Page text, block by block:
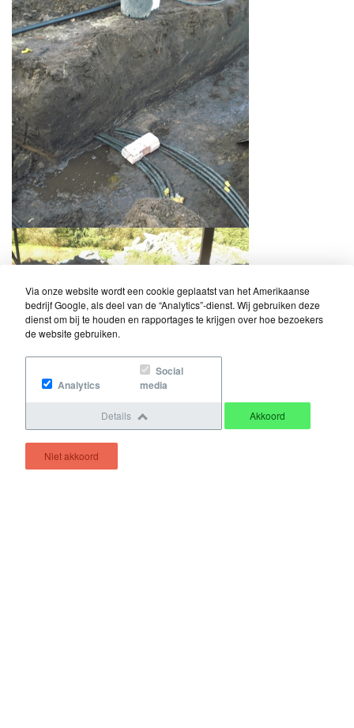
Via onze website wordt een cookie geplaatst van het Amerikaanse
bedrijf Google, als deel van de “Analytics”-dienst. Wij gebruiken deze
dienst om bij te houden en rapportages te krijgen over hoe bezoekers
de website gebruiken.
Analytics
Social
media
Details Akkoord
Niet akkoord